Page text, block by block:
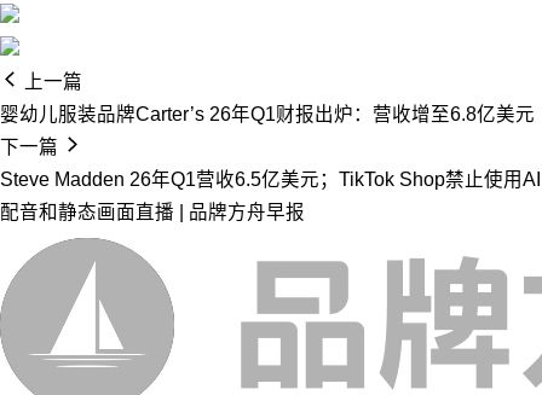
上一篇
婴幼儿服装品牌Carter’s 26年Q1财报出炉：营收增至6.8亿美元
下一篇
Steve Madden 26年Q1营收6.5亿美元；TikTok Shop禁止使用AI
配音和静态画面直播 | 品牌方舟早报